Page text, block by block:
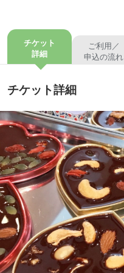
チケット
詳細
ご利用／
申込の流れ
チケット詳細